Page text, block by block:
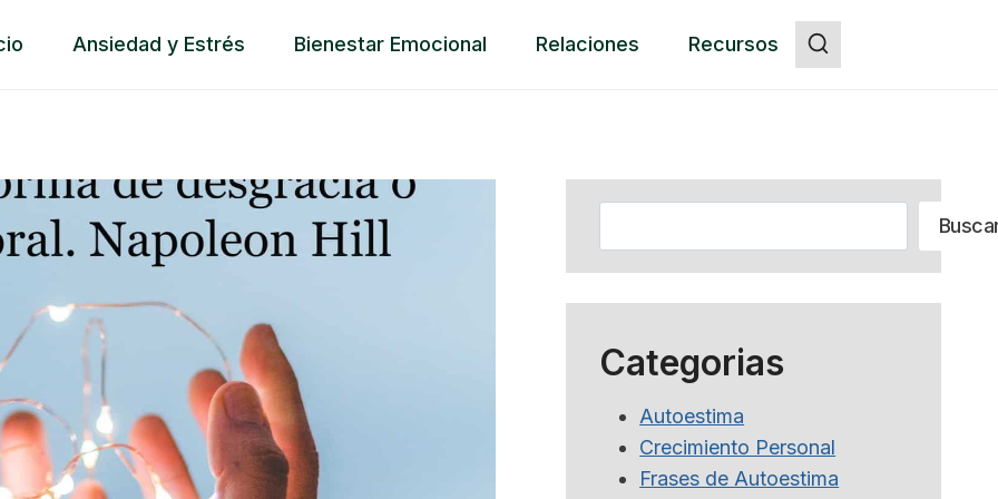
Ansiedad y Estrés Bienestar Emocional Relaciones Recursos
Categorias
Autoestima
Crecimiento Personal
Frases de Autoestima